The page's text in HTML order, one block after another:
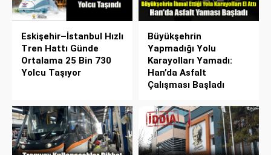
Eskişehir–İstanbul Hızlı
Tren Hattı Günde
Ortalama 25 Bin 730
Yolcu Taşıyor
Büyükşehrin
Yapmadığı Yolu
Karayolları Yamadı:
Han’da Asfalt
Çalışması Başladı